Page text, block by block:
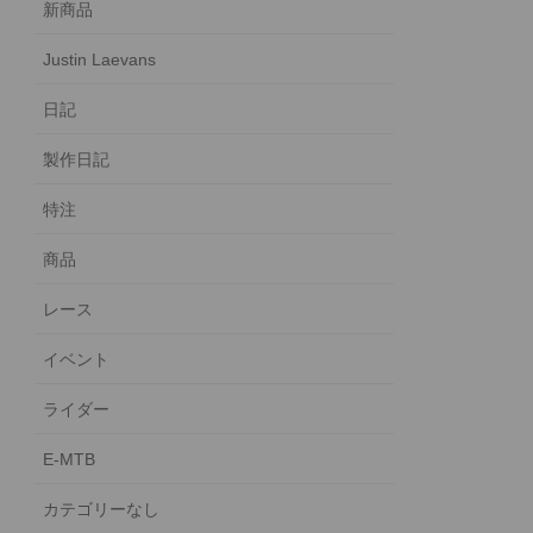
新商品
Justin Laevans
日記
製作日記
特注
商品
レース
イベント
ライダー
E-MTB
カテゴリーなし